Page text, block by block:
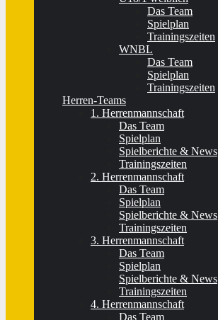
Das Team
Spielplan
Trainingszeiten
WNBL
Das Team
Spielplan
Trainingszeiten
Herren-Teams
1. Herrenmannschaft
Das Team
Spielplan
Spielberichte & News
Trainingszeiten
2. Herrenmannschaft
Das Team
Spielplan
Spielberichte & News
Trainingszeiten
3. Herrenmannschaft
Das Team
Spielplan
Spielberichte & News
Trainingszeiten
4. Herrenmannschaft
Das Team